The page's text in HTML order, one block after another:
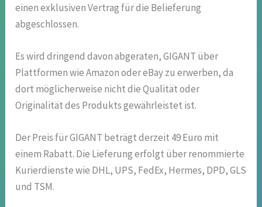
einen exklusiven Vertrag für die Belieferung
abgeschlossen.
Es wird dringend davon abgeraten, GIGANT über
Plattformen wie Amazon oder eBay zu erwerben, da
dort möglicherweise nicht die Qualität oder
Originalität des Produkts gewährleistet ist.
Der Preis für GIGANT beträgt derzeit 49 Euro mit
einem Rabatt. Die Lieferung erfolgt über renommierte
Kurierdienste wie DHL, UPS, FedEx, Hermes, DPD, GLS
und TSM.